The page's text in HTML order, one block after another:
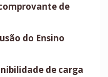
comprovante de
do Ensino
de carga